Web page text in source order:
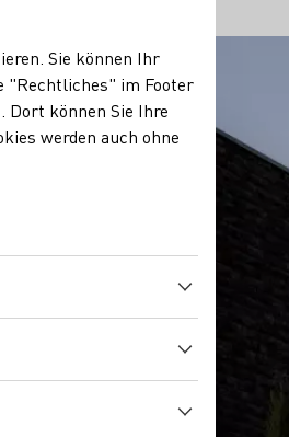
Sie können Ihr
"Rechtliches" im Footer
Dort können Sie Ihre
werden auch ohne